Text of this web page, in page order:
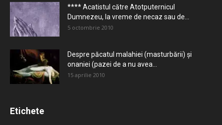
**** Acatistul către Atotputernicul
Dumnezeu, la vreme de necaz sau de...
5 octombrie 2010
Despre păcatul malahiei (masturbării) şi
onaniei (pazei de a nu avea...
15 aprilie 2010
Etichete